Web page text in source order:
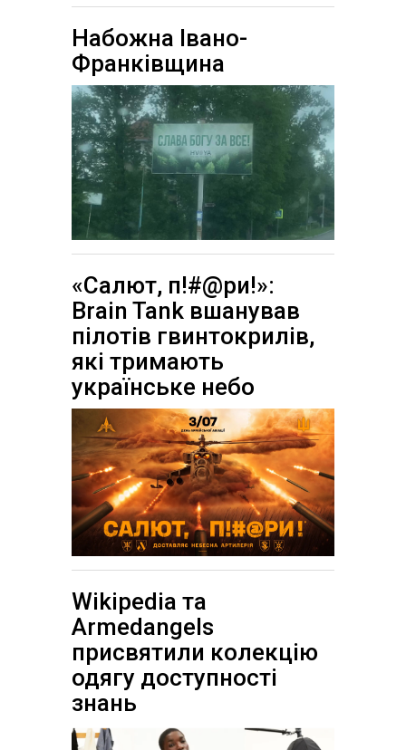
Набожна Івано-
Франківщина
«Салют, п!#@ри!»:
Brain Tank вшанував
пілотів гвинтокрилів,
які тримають
українське небо
Wikipedia та
Armedangels
присвятили колекцію
одягу доступності
знань